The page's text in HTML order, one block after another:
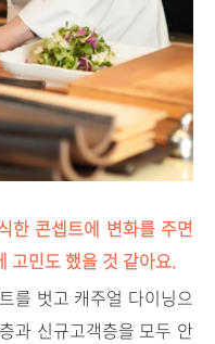
한 콘셉트에 변화를 주면
고민도 했을 것 같아요.
를 벗고 캐주얼 다이닝으
과 신규고객층을 모두 안